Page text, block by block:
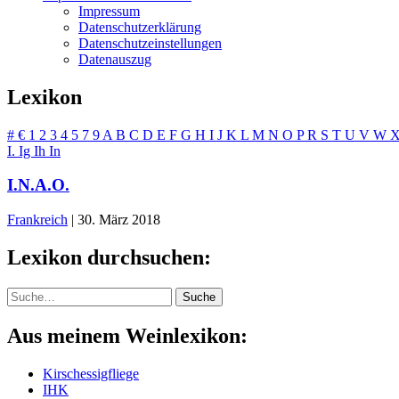
Impressum
Datenschutzerklärung
Datenschutzeinstellungen
Datenauszug
Lexikon
# € 1 2 3 4 5 7 9 A B C D E F G H I J K L M N O PR S T U V W
I. Ig Ih In
I.N.A.O.
Frankreich | 30. März 2018
Lexikon durchsuchen:
Suche Suche
Aus meinem Weinlexikon:
Kirschessigfliege
IHK